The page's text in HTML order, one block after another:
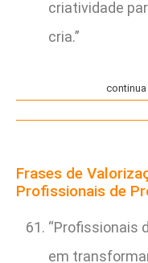
criatividade
cria.”
Frases de
Profissionais de
“Profissionais
em